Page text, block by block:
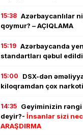
15:38 Azərbaycanlılar
qoymur? – AÇIQLAMA
15:19 Azərbaycanda
standartları qəbul edildi
15:00
DSX-dən
kiloqramdan çox
14:35 Geyiminizin rəngi
deyir?- İnsanlar sizi
ARAŞDIRMA